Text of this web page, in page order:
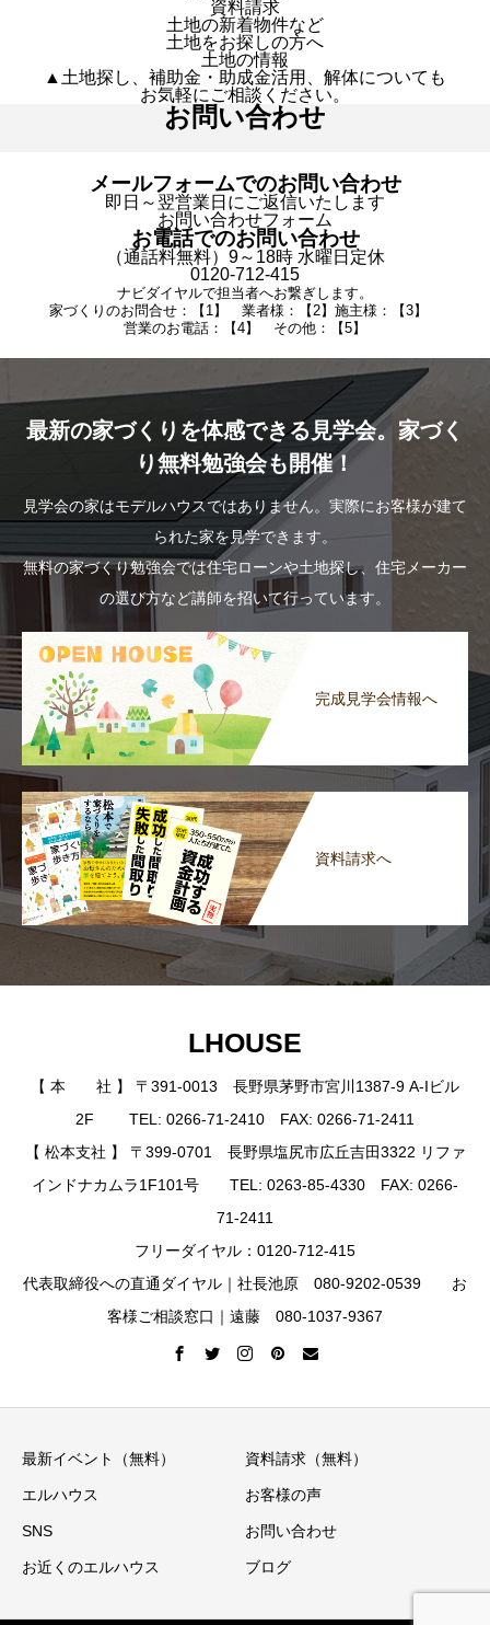
資料請求
土地の新着物件など
土地をお探しの方へ
土地の情報
▲土地探し、補助金・助成金活用、解体についても
お気軽にご相談ください。
お問い合わせ
メールフォームでのお問い合わせ
即日～翌営業日にご返信いたします
お問い合わせフォーム
お電話でのお問い合わせ
（通話料無料）9～18時 水曜日定休
0120-712-415
ナビダイヤルで担当者へお繋ぎします。
家づくりのお問合せ：【1】 業者様：【2】施主様：【3】
営業のお電話：【4】 その他：【5】
最新の家づくりを体感できる見学会。家づく
り無料勉強会も開催！
見学会の家はモデルハウスではありません。実際にお客様が建て
られた家を見学できます。
無料の家づくり勉強会では住宅ローンや土地探し、住宅メーカー
の選び方など講師を招いて行っています。
完成見学会情報へ
資料請求へ
LHOUSE
【 本 社 】 〒391-0013 長野県茅野市宮川1387-9 A-Iビル
2F TEL: 0266-71-2410 FAX: 0266-71-2411
【 松本支社 】 〒399-0701 長野県塩尻市広丘吉田3322 リファ
インドナカムラ1F101号 TEL: 0263-85-4330 FAX: 0266-
71-2411
フリーダイヤル：0120-712-415
代表取締役への直通ダイヤル｜社長池原 080-9202-0539 お
客様ご相談窓口｜遠藤 080-1037-9367
最新イベント（無料） 資料請求（無料）
エルハウス お客様の声
SNS お問い合わせ
お近くのエルハウス ブログ